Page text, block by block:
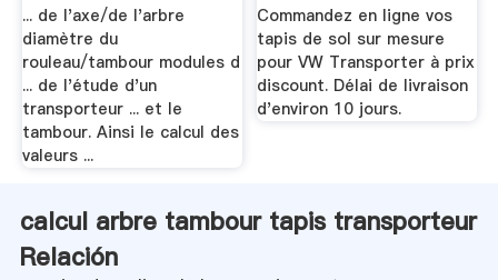
... de l'axe/de l'arbre
diamètre du
rouleau/tambour modules d
... de l'étude d'un
transporteur ... et le
tambour. Ainsi le calcul des
valeurs ...
Commandez en ligne vos
tapis de sol sur mesure
pour VW Transporter à prix
discount. Délai de livraison
d'environ 10 jours.
calcul arbre tambour tapis transporteur
Relación